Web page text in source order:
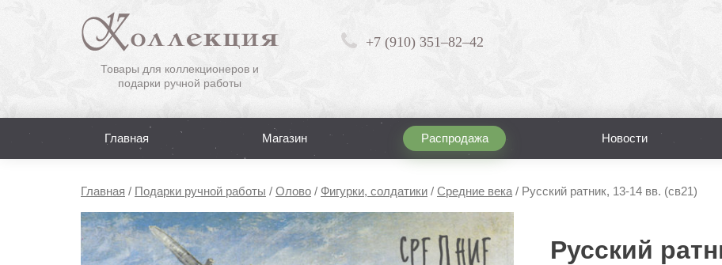
Товары для коллекционеров и
подарки ручной работы
+7 (910) 351–82–42
Главная Магазин Распродажа Новости
Главная / Подарки ручной работы / Олово / Фигурки, солдатики / Средние века / Русский ратник, 13-14 вв. (св21)
Русский